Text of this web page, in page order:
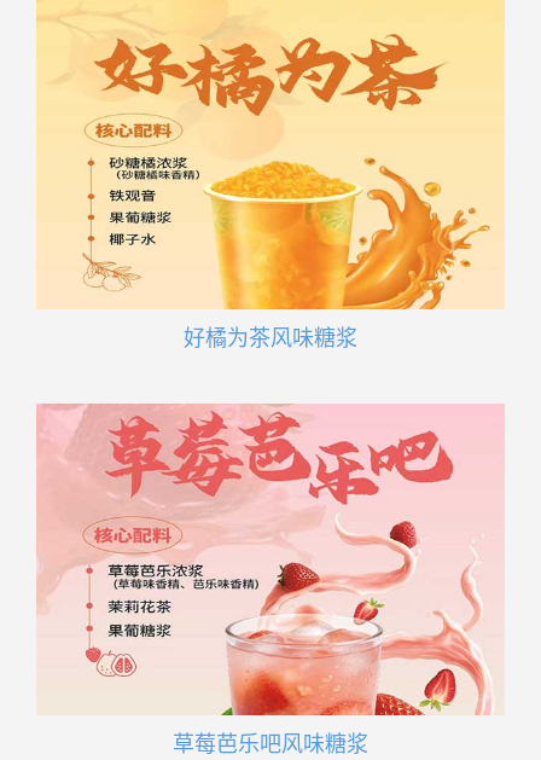
好橘为茶风味糖浆
草莓芭乐吧风味糖浆